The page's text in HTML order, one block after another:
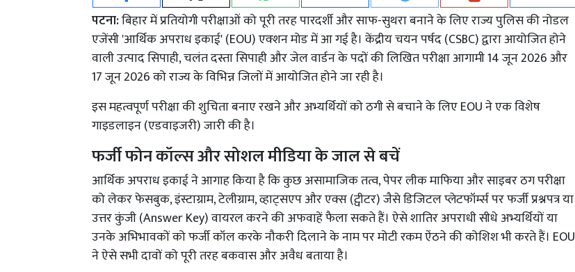
पटना:बिहार में प्रतियोगी परीक्षाओं को पूरी तरह पारदर्शी और साफ-सुथरा बनाने के लिए राज्य पुलिस की नोडल
एजेंसी 'आर्थिक अपराध इकाई' (EOU) एक्शन मोड में आ गई है। केंद्रीय चयन पर्षद (CSBC) द्वारा आयोजित होने
वाली उत्पाद सिपाही, चलंत दस्ता सिपाही और जेल वार्डन के पदों की लिखित परीक्षा आगामी 14 जून 2026 और
17 जून 2026 को राज्य के विभिन्न जिलों में आयोजित होने जा रही है।
इस महत्वपूर्ण परीक्षा की शुचिता बनाए रखने और अभ्यर्थियों को ठगी से बचाने के लिए EOU ने एक विशेष
गाइडलाइन (एडवाइजरी) जारी की है।
फर्जी फोन कॉल्स और सोशल मीडिया के जाल से बचें
आर्थिक अपराध इकाई ने आगाह किया है कि कुछ असामाजिक तत्व, पेपर लीक माफिया और साइबर ठग परीक्षा
को लेकर फेसबुक, इंस्टाग्राम, टेलीग्राम, व्हाट्सएप और एक्स (ट्वीटर) जैसे डिजिटल प्लेटफॉर्म्स पर फर्जी प्रश्नपत्र या
उत्तर कुंजी (Answer Key) वायरल करने की अफवाहें फैला सकते हैं। ऐसे शातिर अपराधी सीधे अभ्यर्थियों या
उनके अभिभावकों को फर्जी कॉल करके नौकरी दिलाने के नाम पर मोटी रकम ऐंठने की कोशिश भी करते हैं। EOU
ने ऐसे सभी दावों को पूरी तरह बकवास और अवैध बताया है।